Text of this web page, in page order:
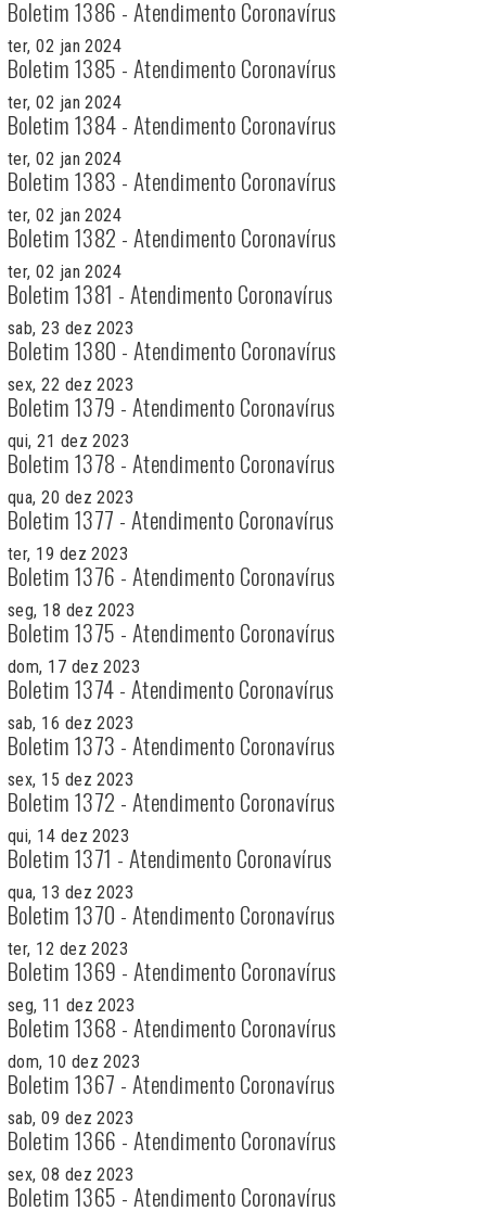
Boletim 1386 - Atendimento Coronavírus
ter, 02 jan 2024
Boletim 1385 - Atendimento Coronavírus
ter, 02 jan 2024
Boletim 1384 - Atendimento Coronavírus
ter, 02 jan 2024
Boletim 1383 - Atendimento Coronavírus
ter, 02 jan 2024
Boletim 1382 - Atendimento Coronavírus
ter, 02 jan 2024
Boletim 1381 - Atendimento Coronavírus
sab, 23 dez 2023
Boletim 1380 - Atendimento Coronavírus
sex, 22 dez 2023
Boletim 1379 - Atendimento Coronavírus
qui, 21 dez 2023
Boletim 1378 - Atendimento Coronavírus
qua, 20 dez 2023
Boletim 1377 - Atendimento Coronavírus
ter, 19 dez 2023
Boletim 1376 - Atendimento Coronavírus
seg, 18 dez 2023
Boletim 1375 - Atendimento Coronavírus
dom, 17 dez 2023
Boletim 1374 - Atendimento Coronavírus
sab, 16 dez 2023
Boletim 1373 - Atendimento Coronavírus
sex, 15 dez 2023
Boletim 1372 - Atendimento Coronavírus
qui, 14 dez 2023
Boletim 1371 - Atendimento Coronavírus
qua, 13 dez 2023
Boletim 1370 - Atendimento Coronavírus
ter, 12 dez 2023
Boletim 1369 - Atendimento Coronavírus
seg, 11 dez 2023
Boletim 1368 - Atendimento Coronavírus
dom, 10 dez 2023
Boletim 1367 - Atendimento Coronavírus
sab, 09 dez 2023
Boletim 1366 - Atendimento Coronavírus
sex, 08 dez 2023
Boletim 1365 - Atendimento Coronavírus